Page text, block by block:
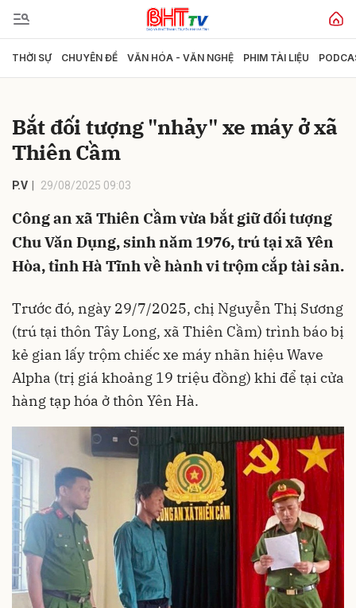
THỜI SỰ CHUYÊN ĐỀ VĂN HÓA - VĂN NGHỆ PHIM TÀI LIỆU
Bắt đối tượng "nhảy" xe máy ở xã
Thiên Cầm
P.V 29/08/2025 09:03
Công an xã Thiên Cầm vừa bắt giữ đối tượng
Chu Văn Dụng, sinh năm 1976, trú tại xã Yên
Hòa, tỉnh Hà Tĩnh về hành vi trộm cắp tài sản.
Trước đó, ngày 29/7/2025, chị Nguyễn Thị Sương
(trú tại thôn Tây Long, xã Thiên Cầm) trình báo bị
kẻ gian lấy trộm chiếc xe máy nhãn hiệu Wave
Alpha (trị giá khoảng 19 triệu đồng) khi để tại cửa
hàng tạp hóa ở thôn Yên Hà.
Gửi bình luận
Hủy Gửi